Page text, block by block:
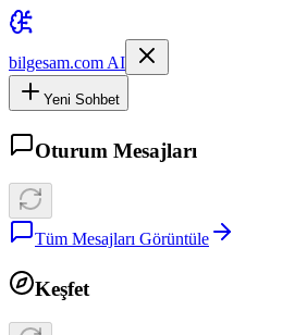
bilgesam.com AI
Yeni Sohbet
Oturum Mesajları
Tüm Mesajları Görüntüle
Keşfet